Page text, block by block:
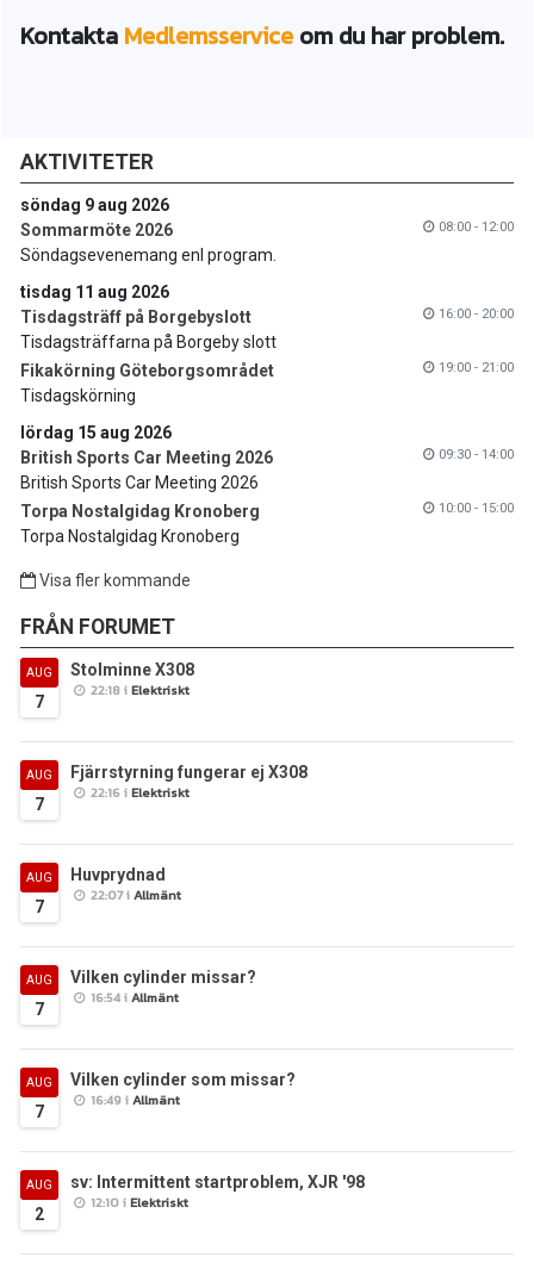
Kontakta Medlemsservice om du har problem.
AKTIVITETER
söndag 9 aug 2026
Sommarmöte 2026
08:00 - 12:00
Söndagsevenemang enl program.
tisdag 11 aug 2026
Tisdagsträff på Borgebyslott
16:00 - 20:00
Tisdagsträffarna på Borgeby slott
Fikakörning Göteborgsområdet
19:00 - 21:00
Tisdagskörning
lördag 15 aug 2026
British Sports Car Meeting 2026
09:30 - 14:00
British Sports Car Meeting 2026
Torpa Nostalgidag Kronoberg
10:00 - 15:00
Torpa Nostalgidag Kronoberg
Visa fler kommande
FRÅN FORUMET
AUG
7
Stolminne X308
22:18 iElektriskt
AUG
7
Fjärrstyrning fungerar ej X308
22:16 iElektriskt
AUG
7
Huvprydnad
22:07 iAllmänt
AUG
7
Vilken cylinder missar?
16:54 iAllmänt
AUG
7
Vilken cylinder som missar?
16:49 iAllmänt
AUG
2
sv: Intermittent startproblem, XJR '98
12:10 iElektriskt